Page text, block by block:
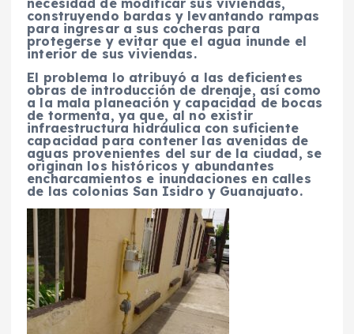
necesidad de modificar sus viviendas,
construyendo bardas y levantando rampas
para ingresar a sus cocheras para
protegerse y evitar que el agua inunde el
interior de sus viviendas.
El problema lo atribuyó a las deficientes
obras de introducción de drenaje, así como
a la mala planeación y capacidad de bocas
de tormenta, ya que, al no existir
infraestructura hidráulica con suficiente
capacidad para contener las avenidas de
aguas provenientes del sur de la ciudad, se
originan los históricos y abundantes
encharcamientos e inundaciones en calles
de las colonias San Isidro y Guanajuato.